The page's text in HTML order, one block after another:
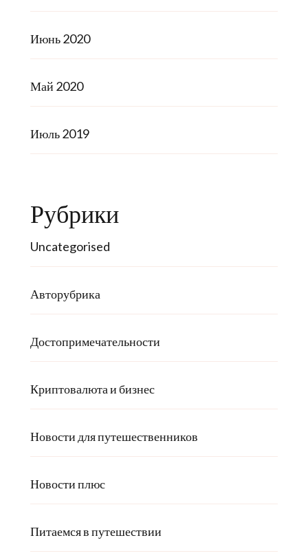
Июнь 2020
Май 2020
Июль 2019
Рубрики
Uncategorised
Авторубрика
Достопримечательности
Криптовалюта и бизнес
Новости для путешественников
Новости плюс
Питаемся в путешествии